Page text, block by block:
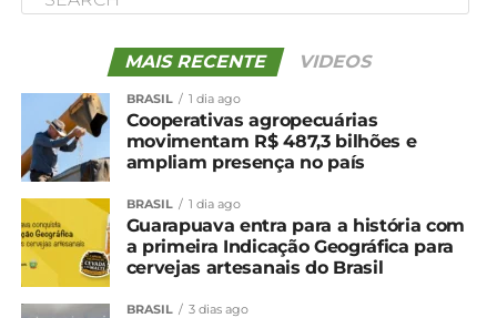
MAIS RECENTE VIDEOS
BRASIL 1 dia ago
Cooperativas agropecuárias
movimentam R$ 487,3 bilhões e
ampliam presença no país
BRASIL 1 dia ago
Guarapuava entra para a história com
a primeira Indicação Geográfica para
cervejas artesanais do Brasil
BRASIL 3 dias ago